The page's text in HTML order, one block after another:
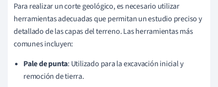
Para realizar un corte geológico, es necesario utilizar
herramientas adecuadas que permitan un estudio preciso y
detallado de las capas del terreno. Las herramientas más
comunes incluyen:
Pale de punta: Utilizado para la excavación inicial y
remoción de tierra.